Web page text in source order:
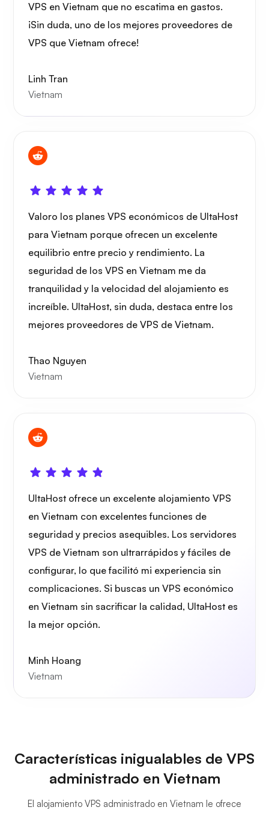
Portainer
Grafana
VPS en Vietnam que no escatima en gastos.
¡Sin duda, uno de los mejores proveedores de
VPS que Vietnam ofrece!
Linh Tran
Vietnam
Valoro los planes VPS económicos de UltaHost
para Vietnam porque ofrecen un excelente
equilibrio entre precio y rendimiento. La
seguridad de los VPS en Vietnam me da
tranquilidad y la velocidad del alojamiento es
increíble. UltaHost, sin duda, destaca entre los
mejores proveedores de VPS de Vietnam.
Thao Nguyen
Vietnam
UltaHost ofrece un excelente alojamiento VPS
en Vietnam con excelentes funciones de
seguridad y precios asequibles. Los servidores
VPS de Vietnam son ultrarrápidos y fáciles de
configurar, lo que facilitó mi experiencia sin
complicaciones. Si buscas un VPS económico
en Vietnam sin sacrificar la calidad, UltaHost es
la mejor opción.
Minh Hoang
Vietnam
Características inigualables de VPS
administrado en Vietnam
El alojamiento VPS administrado en Vietnam le ofrece